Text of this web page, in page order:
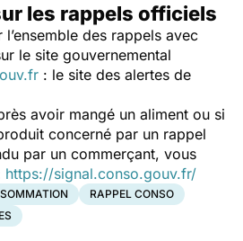
les rappels officiels
des rappels avec
le site gouvernemental
: le site des alertes de
avoir mangé un aliment ou si
concerné par un rappel
par un commerçant, vous
https://signal.conso.gouv.fr/
RAPPEL CONSO